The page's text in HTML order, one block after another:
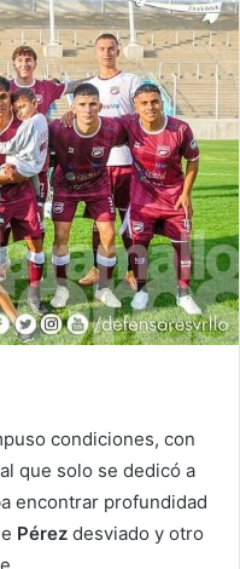
condiciones, con
que solo se dedicó a
encontrar profundidad
Pérez desviado y otro